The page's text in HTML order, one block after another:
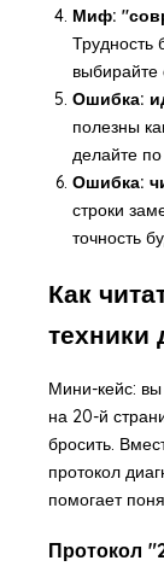
Миф:
Трудность
выбирайте
Ошибка:
полезны
делайте
Ошибка:
строки
точность
Как
техники
Мини-кейс:
на 20-й
бросить.
протокол
помогает
Протокол